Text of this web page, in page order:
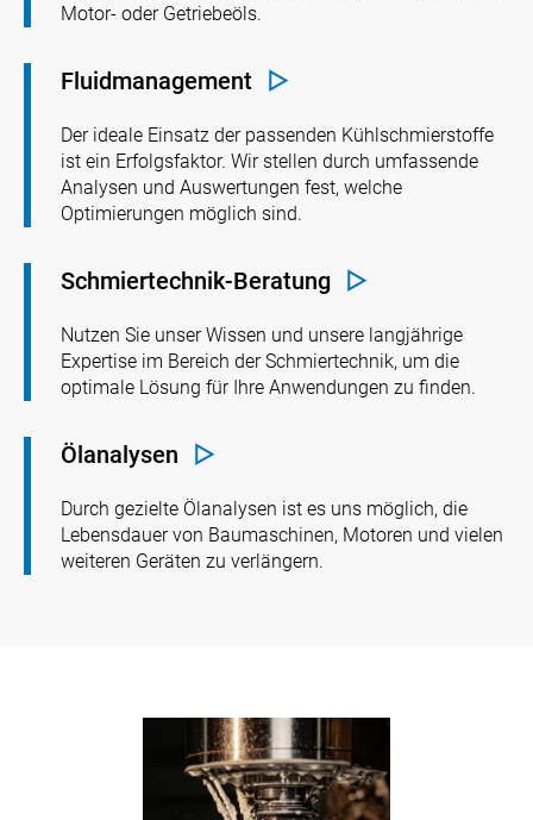
Motor- oder Getriebeöls.
Fluidmanagement
Der ideale Einsatz der passenden Kühlschmierstoffe
ist ein Erfolgsfaktor. Wir stellen durch umfassende
Analysen und Auswertungen fest, welche
Optimierungen möglich sind.
Schmiertechnik-Beratung
Nutzen Sie unser Wissen und unsere langjährige
Expertise im Bereich der Schmiertechnik, um die
optimale Lösung für Ihre Anwendungen zu finden.
Ölanalysen
Durch gezielte Ölanalysen ist es uns möglich, die
Lebensdauer von Baumaschinen, Motoren und vielen
weiteren Geräten zu verlängern.